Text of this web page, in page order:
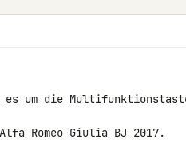
um die
Romeo Giulia BJ 2017.